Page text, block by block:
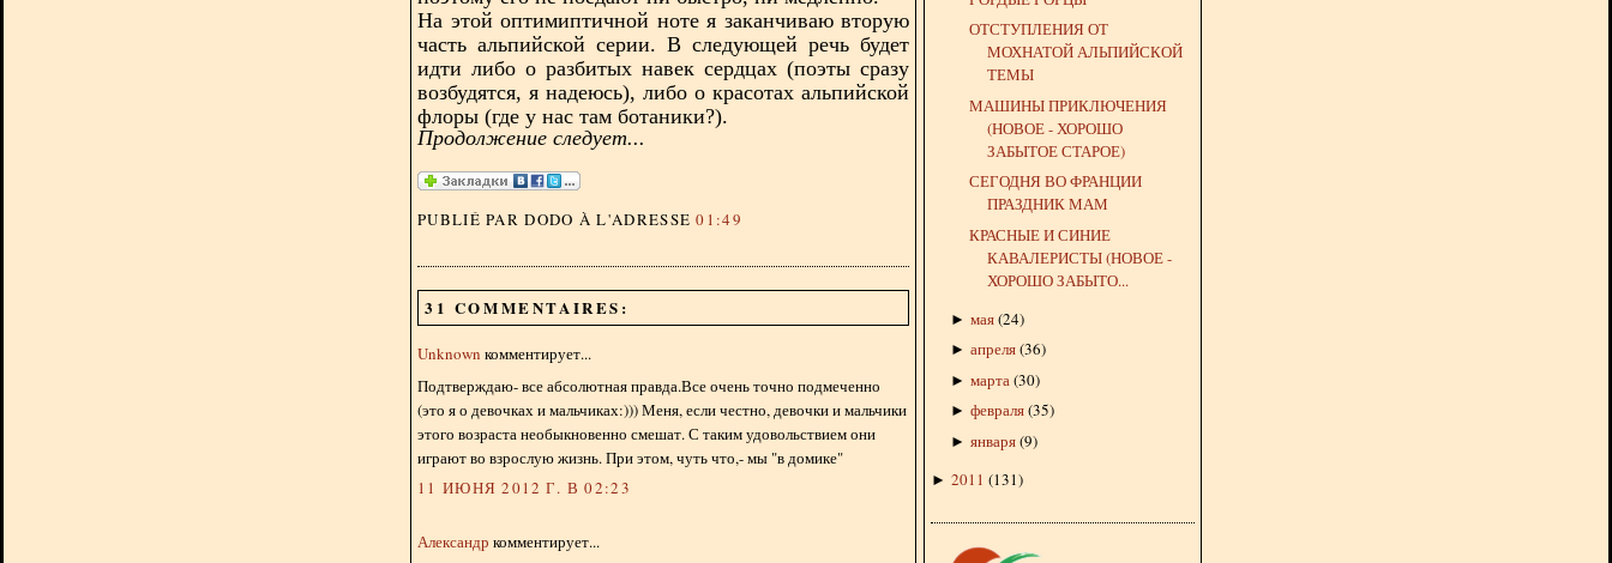
На этой оптимиптичной ноте я заканчиваю вторую
часть альпийской серии. В следующей речь будет
идти либо о разбитых навек сердцах (поэты сразу
возбудятся, я надеюсь), либо о красотах альпийской
флоры (где у нас там ботаники?).
Продолжение следует...
PUBLIÉ PAR DODO À L'ADRESSE01:49
31 COMMENTAIRES:
Unknown комментирует...
Подтверждаю- все абсолютная правда.Все очень точно подмеченно
(это я о девочках и мальчиках:))) Меня, если честно, девочки и мальчики
этого возраста необыкновенно смешат. С таким удовольствием они
играют во взрослую жизнь. При этом, чуть что,- мы "в домике"
11 ИЮНЯ 2012 Г. В 02:23
Александр комментирует...
ОТСТУПЛЕНИЯ ОТ
МОХНАТОЙ АЛЬПИЙСКОЙ
ТЕМЫ
МАШИНЫ ПРИКЛЮЧЕНИЯ
(НОВОЕ - ХОРОШО
ЗАБЫТОЕ СТАРОЕ)
СЕГОДНЯ ВО ФРАНЦИИ
ПРАЗДНИК МАМ
КРАСНЫЕ И СИНИЕ
КАВАЛЕРИСТЫ (НОВОЕ -
ХОРОШО ЗАБЫТО...
► мая(24)
► апреля(36)
► марта(30)
► февраля(35)
► января(9)
► 2011 (131)